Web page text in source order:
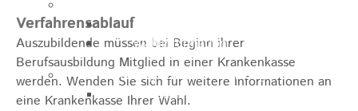
Wahlen Aktuell
Wahlinformation
Nachhaltige Stadtentwicklung
Heubach gestalten
Verfahrensablauf
Auszubildende müssen bei Beginn ihrer
Berufsausbildung Mitglied in einer Krankenkasse
werden. Wenden Sie sich für weitere Informationen an
eine Krankenkasse Ihrer Wahl.